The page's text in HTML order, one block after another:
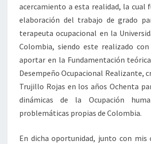
acercamiento a esta realidad, la cual
elaboración del trabajo de grado
terapeuta ocupacional en la
Colombia, siendo este realizado
aportar en la Fundamentación
Desempeño Ocupacional Realizante,
Trujillo Rojas en los años Ochenta
dinámicas de la Ocupación
problemáticas propias de Colombia.
En dicha oportunidad, junto con mis